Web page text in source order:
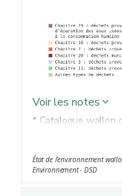
Voir les notes
* Catalogue wallon
construction et de
d’épuration collectives
État de l’environnement
Environnement - DSD